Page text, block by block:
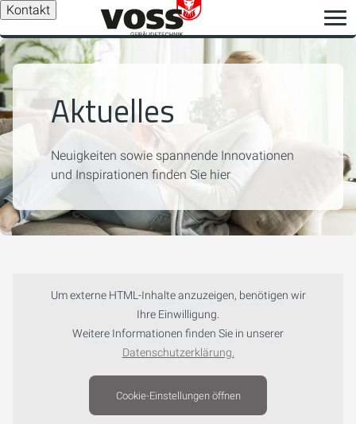
Kontakt
Aktuelles
Neuigkeiten sowie spannende Innovationen
und Inspirationen finden Sie hier
Um externe HTML-Inhalte anzuzeigen, benötigen wir
Ihre Einwilligung.
Weitere Informationen finden Sie in unserer
Datenschutzerklärung.
Cookie-Einstellungen öffnen